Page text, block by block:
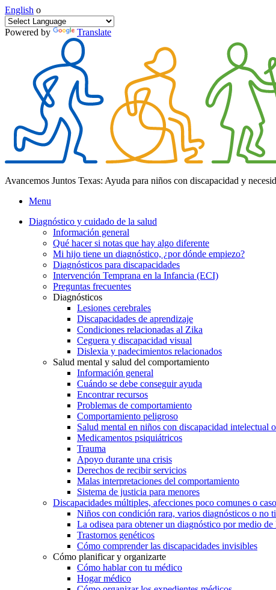
English o
Powered by Translate
Avancemos Juntos Texas: Ayuda para niños con discapacidad y
Menu
Diagnóstico y cuidado de la salud
Información general
Qué hacer si notas que hay algo diferente
Mi hijo tiene un diagnóstico, ¿por dónde empiezo?
Diagnósticos para discapacidades
Intervención Temprana en la Infancia (ECI)
Preguntas frecuentes
Diagnósticos
Lesiones cerebrales
Discapacidades de aprendizaje
Condiciones relacionadas al Zika
Ceguera y discapacidad visual
Dislexia y padecimientos relacionados
Salud mental y salud del comportamiento
Información general
Cuándo se debe conseguir ayuda
Encontrar recursos
Problemas de comportamiento
Comportamiento peligroso
Salud mental en niños con discapacidad intelectual
Medicamentos psiquiátricos
Trauma
Apoyo durante una crisis
Derechos de recibir servicios
Malas interpretaciones del comportamiento
Sistema de justicia para menores
Discapacidades múltiples, afecciones poco comunes o
Niños con condición rara, varios diagnósticos o no
La odisea para obtener un diagnóstico por medio de
Trastornos genéticos
Cómo comprender las discapacidades invisibles
Cómo planificar y organizarte
Cómo hablar con tu médico
Hogar médico